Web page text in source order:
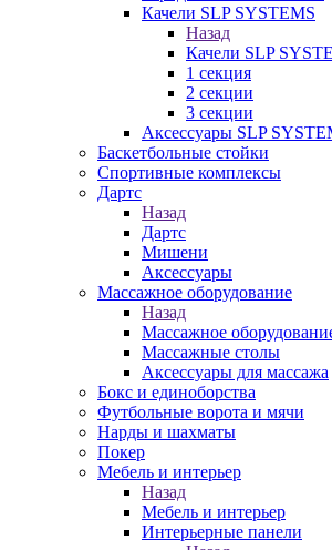
Качели SLP SYSTEMS
Назад
Качели SLP
1 секция
2 секции
3 секции
Аксессуары SLP
Баскетбольные стойки
Спортивные комплексы
Дартс
Назад
Дартс
Мишени
Аксессуары
Массажное оборудование
Назад
Массажное
Массажные столы
Аксессуары для массажа
Бокс и единоборства
Футбольные ворота и мячи
Нарды и шахматы
Покер
Мебель и интерьер
Назад
Мебель и интерьер
Интерьерные панели